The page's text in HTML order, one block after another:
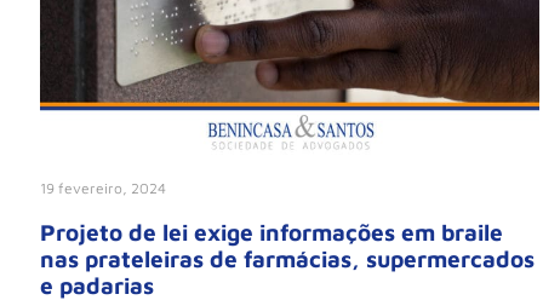
19 fevereiro, 2024
Projeto de lei exige informações em braile
nas prateleiras de farmácias, supermercados
e padarias